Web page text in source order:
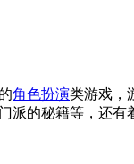
角色扮演类游戏，
派的秘籍等，还